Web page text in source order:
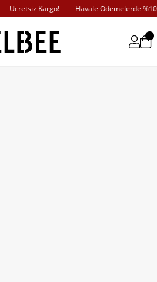
Ücretsiz Kargo! Havale Ödemelerde %10